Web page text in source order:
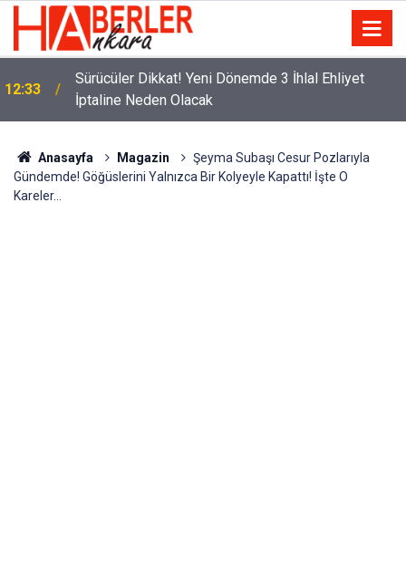
12:33
Sürücüler Dikkat! Yeni Dönemde 3 İhlal Ehliyet
İptaline Neden Olacak
Anasayfa Magazin
Şeyma Subaşı Cesur Pozlarıyla
Gündemde! Göğüslerini Yalnızca Bir Kolyeyle Kapattı! İşte O
Kareler...